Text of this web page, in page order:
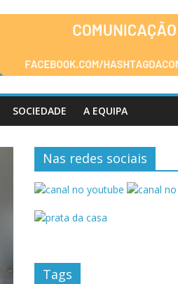
SOCIEDADE A EQUIPA
Nas redes sociais
Tags